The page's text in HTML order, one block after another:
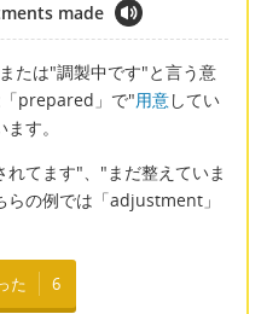
made
たは"調製中です"と言う意
「prepared」で"用意してい
す。
てます"、"まだ整えていま
の例では「adjustment」
た 6